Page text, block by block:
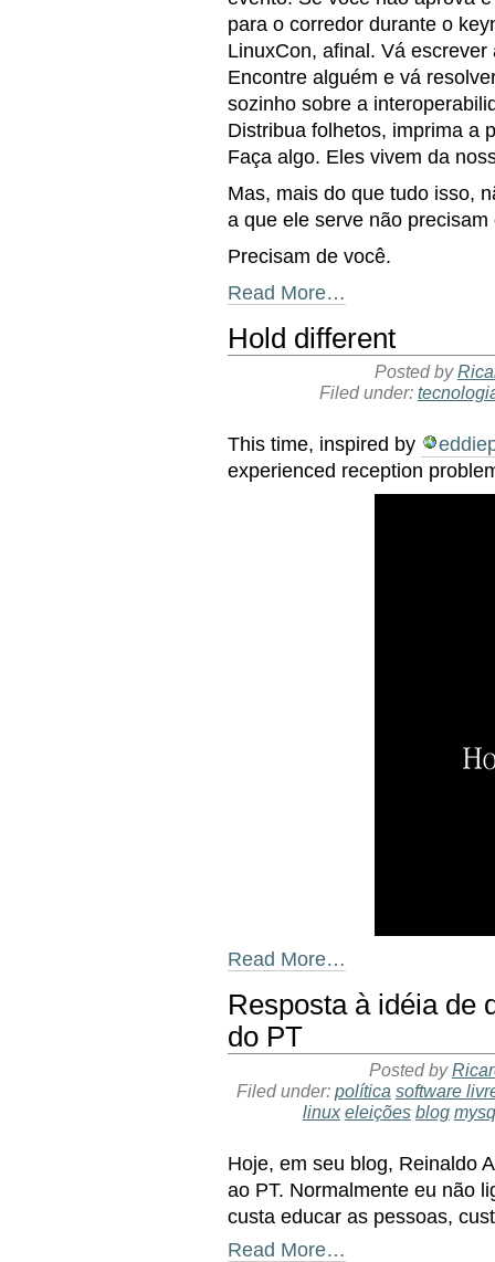
para o corredor durante o
LinuxCon, afinal. Vá
Encontre alguém e vá
sozinho sobre a
Distribua folhetos, imprima a
Faça algo. Eles vivem da
Mas, mais do que tudo isso,
a que ele serve não
Precisam de você.
Read More…
Hold different
Posted by
Filed under:
This time, inspired by
experienced reception
Read More…
Resposta à idéia de
do PT
Posted by
Filed under: política software
linux eleições blog
Hoje, em seu blog, Reinaldo
ao PT. Normalmente eu não
custa educar as pessoas,
Read More…